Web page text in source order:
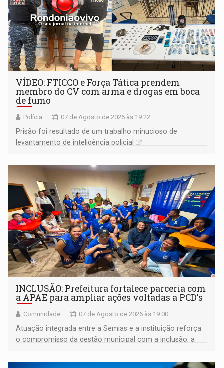
VÍDEO: FTICCO e Força Tática prendem
membro do CV com arma e drogas em boca
de fumo
Polícia 07 de Agosto de 2026 às 19:22
Prisão foi resultado de um trabalho minucioso de
levantamento de inteligência policial
INCLUSÃO: Prefeitura fortalece parceria com
a APAE para ampliar ações voltadas a PCD's
Comunidade 07 de Agosto de 2026 às 19:00
Atuação integrada entre a Semias e a instituição reforça
o compromisso da gestão municipal com a inclusão, a